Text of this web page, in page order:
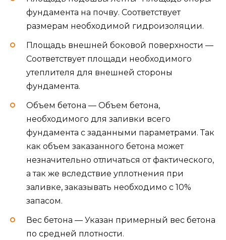
опоры.
Минимальный диаметр продольных
стержней арматуры — Минимальный
диаметр по СП 52-101-2003, с учетом
относительного содержания арматуры от
площади сечения ленты.
Минимальное кол-во рядов арматуры в
верхнем и нижнем поясах — Минимальное
количество рядов продольных стержней в
каждом поясе, для предотвращения
деформации ленты под действием сил
сжатия и растяжения.
Минимальный диаметр поперечных
стержней арматуры (хомутов) —
Минимальный диаметр поперечных и
вертикальных стержней арматуры (хомутов)